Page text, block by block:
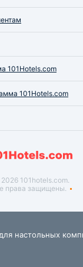
101Hotels.com
101Hotels.com
101hotels.com.
права защищены.
настольных